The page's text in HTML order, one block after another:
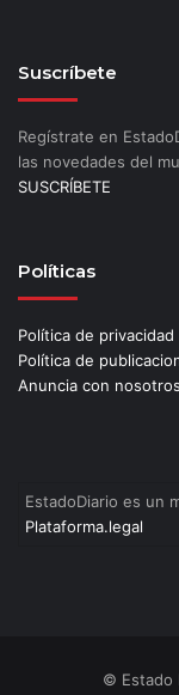
Suscríbete
Regístrate en
las novedades del
SUSCRÍBETE
Políticas
Política de privacidad
Política de
Anuncia con nosotros
EstadoDiario es un
Plataforma.legal
© Estado